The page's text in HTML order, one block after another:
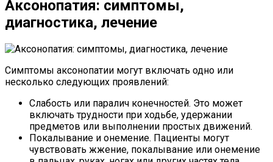
Аксонопатия: симптомы,
диагностика, лечение
Симптомы аксонопатии могут включать одно или
несколько следующих проявлений:
Слабость или паралич конечностей. Это может
включать трудности при ходьбе, удержании
предметов или выполнении простых движений.
Покалывание и онемение. Пациенты могут
чувствовать жжение, покалывание или онемение